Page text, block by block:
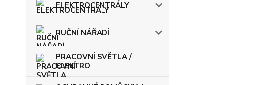
ELEKTROCENTRÁLY
RUČNÍ NÁŘADÍ
PRACOVNÍ SVĚTLA /
ELEKTRO